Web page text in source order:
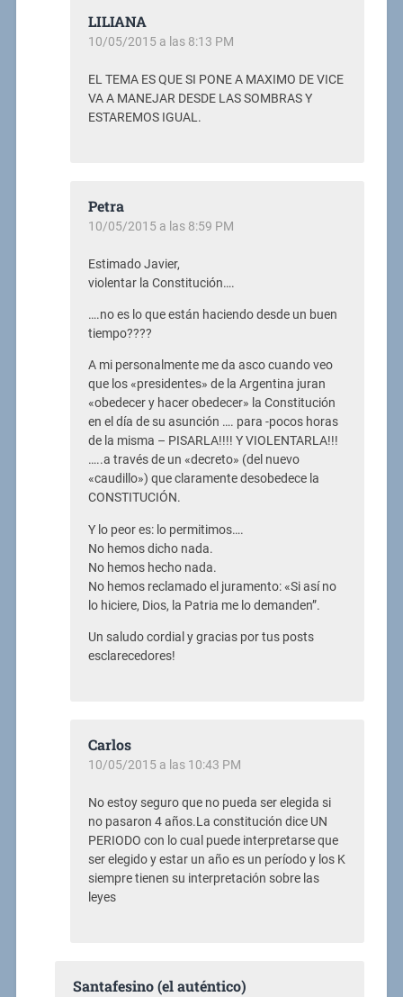
LILIANA
10/05/2015 a las 8:13 PM
EL TEMA ES QUE SI PONE A MAXIMO DE VICE
VA A MANEJAR DESDE LAS SOMBRAS Y
ESTAREMOS IGUAL.
Petra
10/05/2015 a las 8:59 PM
Estimado Javier,
violentar la Constitución….
….no es lo que están haciendo desde un buen
tiempo????
A mi personalmente me da asco cuando veo
que los «presidentes» de la Argentina juran
«obedecer y hacer obedecer» la Constitución
en el día de su asunción …. para -pocos horas
de la misma – PISARLA!!!! Y VIOLENTARLA!!!
…..a través de un «decreto» (del nuevo
«caudillo») que claramente desobedece la
CONSTITUCIÓN.
Y lo peor es: lo permitimos….
No hemos dicho nada.
No hemos hecho nada.
No hemos reclamado el juramento: «Si así no
lo hiciere, Dios, la Patria me lo demanden”.
Un saludo cordial y gracias por tus posts
esclarecedores!
Carlos
10/05/2015 a las 10:43 PM
No estoy seguro que no pueda ser elegida si
no pasaron 4 años.La constitución dice UN
PERIODO con lo cual puede interpretarse que
ser elegido y estar un año es un período y los K
siempre tienen su interpretación sobre las
leyes
Santafesino (el auténtico)